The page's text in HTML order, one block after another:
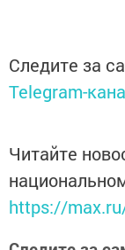
Следите за
Telegram-
Читайте
https://